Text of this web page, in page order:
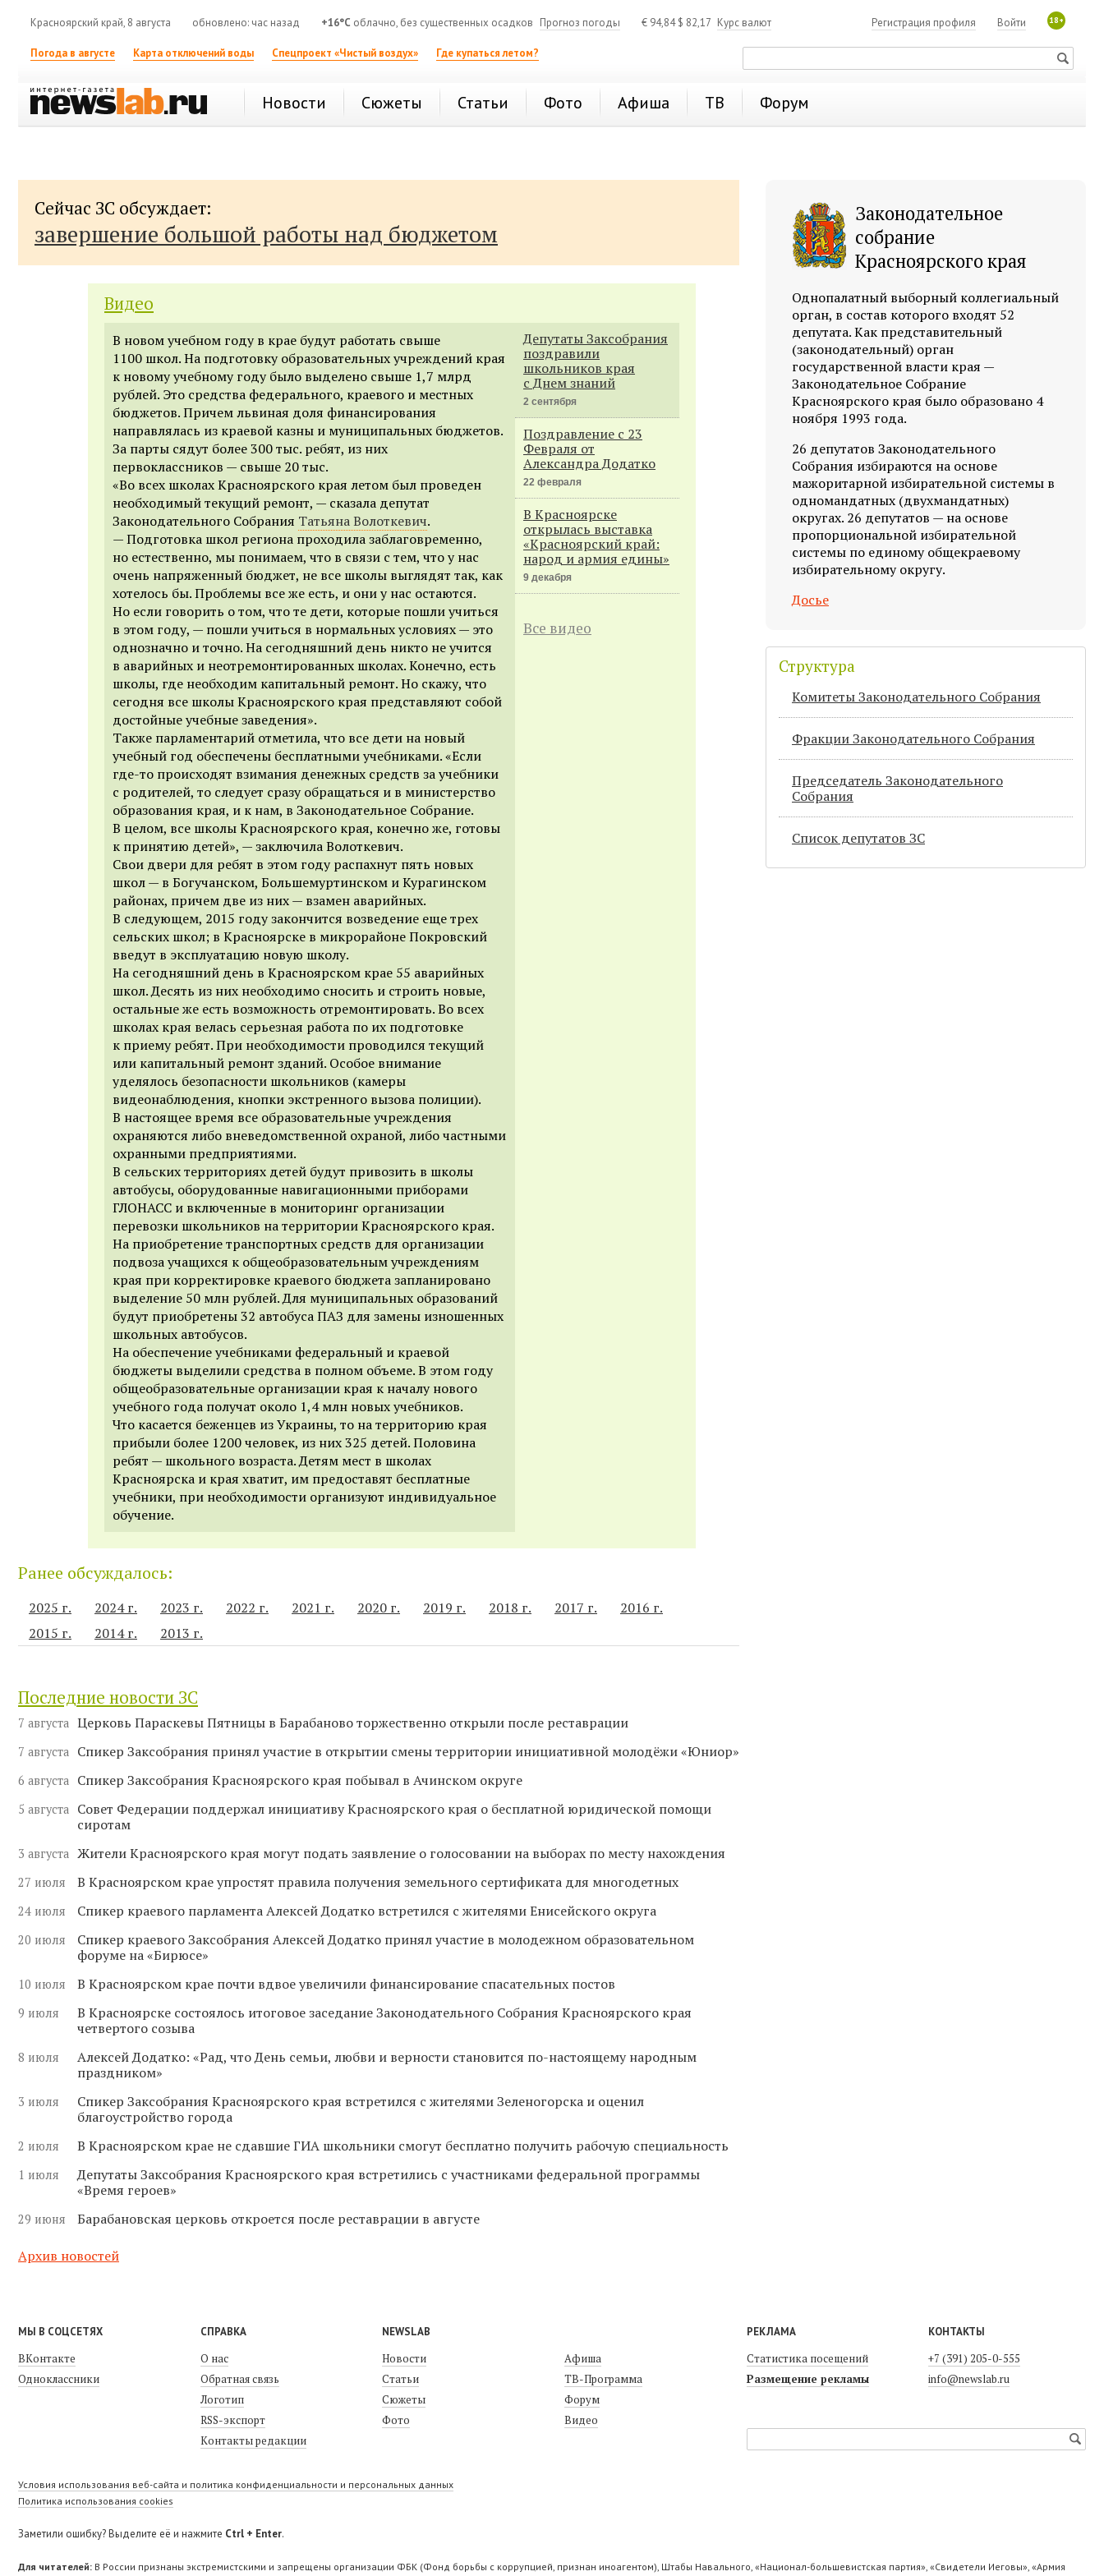
Красноярский край, 8 августа обновлено: час назад +16°C облачно, без существенных осадков Прогноз погоды € 94,84$ 82,17 Курс валют 18+
Войти
Регистрация профиля
Погода в августе Карта отключений воды Спецпроект «Чистый воздух» Где купаться летом?
Новости Сюжеты Статьи Фото Афиша ТВ Форум
Сейчас ЗС обсуждает:
завершение большой работы над бюджетом
Видео
В новом учебном году в крае будут работать свыше
1100 школ. На подготовку образовательных учреждений края
к новому учебному году было выделено свыше 1,7 млрд
рублей. Это средства федерального, краевого и местных
бюджетов. Причем львиная доля финансирования
направлялась из краевой казны и муниципальных бюджетов.
За парты сядут более 300 тыс. ребят, из них
первоклассников — свыше 20 тыс.
«Во всех школах Красноярского края летом был проведен
необходимый текущий ремонт, — сказала депутат
Законодательного Собрания Татьяна Волоткевич.
— Подготовка школ региона проходила заблаговременно,
но естественно, мы понимаем, что в связи с тем, что у нас
очень напряженный бюджет, не все школы выглядят так, как
хотелось бы. Проблемы все же есть, и они у нас остаются.
Но если говорить о том, что те дети, которые пошли учиться
в этом году, — пошли учиться в нормальных условиях — это
однозначно и точно. На сегодняшний день никто не учится
в аварийных и неотремонтированных школах. Конечно, есть
школы, где необходим капитальный ремонт. Но скажу, что
сегодня все школы Красноярского края представляют собой
достойные учебные заведения».
Также парламентарий отметила, что все дети на новый
учебный год обеспечены бесплатными учебниками. «Если
где-то происходят взимания денежных средств за учебники
с родителей, то следует сразу обращаться и в министерство
образования края, и к нам, в Законодательное Собрание.
В целом, все школы Красноярского края, конечно же, готовы
к принятию детей», — заключила Волоткевич.
Свои двери для ребят в этом году распахнут пять новых
школ — в Богучанском, Большемуртинском и Курагинском
районах, причем две из них — взамен аварийных.
В следующем, 2015 году закончится возведение еще трех
сельских школ; в Красноярске в микрорайоне Покровский
введут в эксплуатацию новую школу.
На сегодняшний день в Красноярском крае 55 аварийных
школ. Десять из них необходимо сносить и строить новые,
остальные же есть возможность отремонтировать. Во всех
школах края велась серьезная работа по их подготовке
к приему ребят. При необходимости проводился текущий
или капитальный ремонт зданий. Особое внимание
уделялось безопасности школьников (камеры
видеонаблюдения, кнопки экстренного вызова полиции).
В настоящее время все образовательные учреждения
охраняются либо вневедомственной охраной, либо частными
охранными предприятиями.
В сельских территориях детей будут привозить в школы
автобусы, оборудованные навигационными приборами
ГЛОНАСС и включенные в мониторинг организации
перевозки школьников на территории Красноярского края.
На приобретение транспортных средств для организации
подвоза учащихся к общеобразовательным учреждениям
края при корректировке краевого бюджета запланировано
выделение 50 млн рублей. Для муниципальных образований
будут приобретены 32 автобуса ПАЗ для замены изношенных
школьных автобусов.
На обеспечение учебниками федеральный и краевой
бюджеты выделили средства в полном объеме. В этом году
общеобразовательные организации края к началу нового
учебного года получат около 1,4 млн новых учебников.
Что касается беженцев из Украины, то на территорию края
прибыли более 1200 человек, из них 325 детей. Половина
ребят — школьного возраста. Детям мест в школах
Красноярска и края хватит, им предоставят бесплатные
учебники, при необходимости организуют индивидуальное
обучение.
Депутаты Заксобрания
поздравили
школьников края
с Днем знаний
2 сентября
Поздравление с 23
Февраля от
Александра Додатко
22 февраля
В Красноярске
открылась выставка
«Красноярский край:
народ и армия едины»
9 декабря
Все видео
Ранее обсуждалось:
2025 г. 2024 г. 2023 г. 2022 г. 2021 г. 2020 г. 2019 г. 2018 г. 2017 г.
2016 г.
2015 г.
2014 г. 2013 г.
Последние новости ЗС
7 августа Церковь Параскевы Пятницы в Барабаново торжественно открыли после реставрации
7 августа Спикер Заксобрания принял участие в открытии смены территории инициативной молодёжи «Юниор»
6 августа Спикер Заксобрания Красноярского края побывал в Ачинском округе
5 августа
Совет Федерации поддержал инициативу Красноярского края о бесплатной юридической помощи
сиротам
3 августа Жители Красноярского края могут подать заявление о голосовании на выборах по месту нахождения
27 июля В Красноярском крае упростят правила получения земельного сертификата для многодетных
24 июля Спикер краевого парламента Алексей Додатко встретился с жителями Енисейского округа
20 июля
Спикер краевого Заксобрания Алексей Додатко принял участие в молодежном образовательном
форуме на «Бирюсе»
10 июля В Красноярском крае почти вдвое увеличили финансирование спасательных постов
9 июля
В Красноярске состоялось итоговое заседание Законодательного Собрания Красноярского края
четвертого созыва
8 июля
Алексей Додатко: «Рад, что День семьи, любви и верности становится по-настоящему народным
праздником»
3 июля
Спикер Заксобрания Красноярского края встретился с жителями Зеленогорска и оценил
благоустройство города
2 июля В Красноярском крае не сдавшие ГИА школьники смогут бесплатно получить рабочую специальность
1 июля
Депутаты Заксобрания Красноярского края встретились с участниками федеральной программы
«Время героев»
29 июня Барабановская церковь откроется после реставрации в августе
Архив новостей
Законодательное
собрание
Красноярского края
Однопалатный выборный коллегиальный
орган, в состав которого входят 52
депутата. Как представительный
(законодательный) орган
государственной власти края —
Законодательное Собрание
Красноярского края было образовано 4
ноября 1993 года.
26 депутатов Законодательного
Собрания избираются на основе
мажоритарной избирательной системы в
одномандатных (двухмандатных)
округах. 26 депутатов — на основе
пропорциональной избирательной
системы по единому общекраевому
избирательному округу.
Досье
Структура
Комитеты Законодательного Собрания
Фракции Законодательного Собрания
Председатель Законодательного
Cобрания
Список депутатов ЗС
МЫ В СОЦСЕТЯХ
ВКонтакте
Одноклассники
СПРАВКА
О нас
Обратная связь
Логотип
RSS-экспорт
Контакты редакции
NEWSLAB
Новости
Статьи
Сюжеты
Фото
Афиша
ТВ-Программа
Форум
Видео
РЕКЛАМА
Статистика посещений
Размещение рекламы
КОНТАКТЫ
+7 (391) 205-0-555
info@newslab.ru
Условия использования веб-сайта и политика конфиденциальности и персональных данных
Политика использования cookies
Заметили ошибку? Выделите её и нажмите Ctrl + Enter.
Для читателей: В России признаны экстремистскими и запрещены организации ФБК (Фонд борьбы с коррупцией, признан иноагентом), Штабы Навального, «Национал-большевистская партия», «Свидетели Иеговы», «Армия